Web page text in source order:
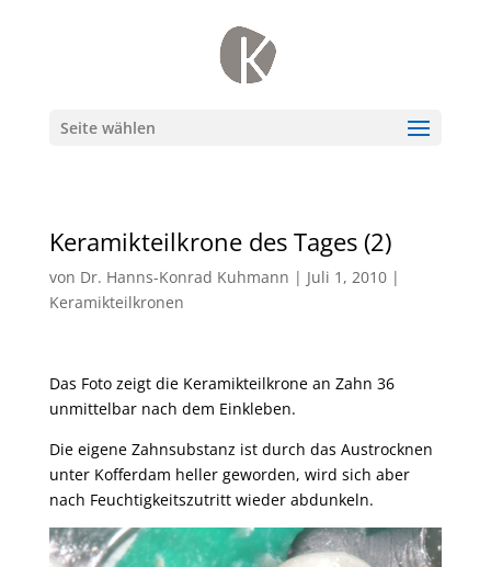
Seite wählen
Keramikteilkrone des Tages (2)
von Dr. Hanns-Konrad Kuhmann | Juli 1, 2010|
Keramikteilkronen
Das Foto zeigt die Keramikteilkrone an Zahn 36
unmittelbar nach dem Einkleben.
Die eigene Zahnsubstanz ist durch das Austrocknen
unter Kofferdam heller geworden, wird sich aber
nach Feuchtigkeitszutritt wieder abdunkeln.